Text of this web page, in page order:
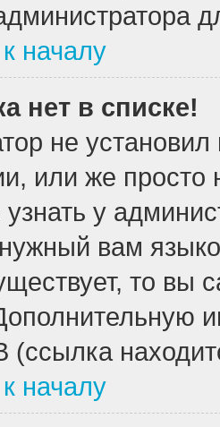
началу
нет в списке!
не
или же просто
у
вам
то вы
(ссылка
началу